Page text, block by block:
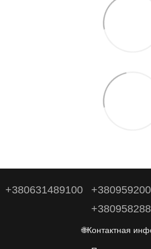
+380631489100
🌐Контактная